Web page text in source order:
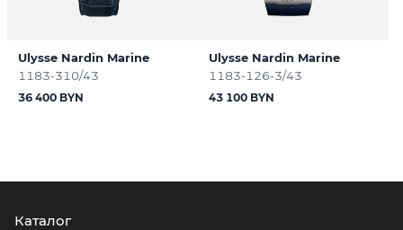
Ulysse Nardin Marine
1183-310/43
36 400 BYN
Ulysse Nardin Marine
1183-126-3/43
43 100 BYN
Каталог